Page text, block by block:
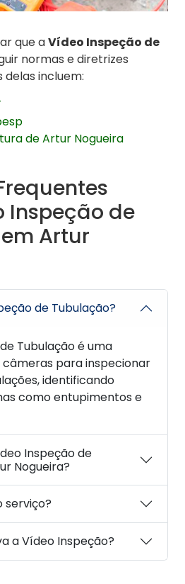
que aVídeo Inspeção de
normas e diretrizes
delas incluem:
de Artur Nogueira
Inspeção de
Artur
de Tubulação?
Tubulação é uma
para inspecionar
identificando
como entupimentos e
Inspeção de
Nogueira?
serviço?
a Vídeo Inspeção?